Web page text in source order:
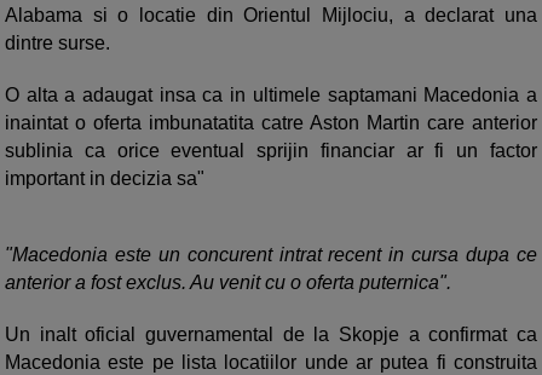
Alabama si o locatie din Orientul Mijlociu, a declarat una
dintre surse.
O alta a adaugat insa ca in ultimele saptamani Macedonia a
inaintat o oferta imbunatatita catre Aston Martin care anterior
sublinia ca orice eventual sprijin financiar ar fi un factor
important in decizia sa"
"Macedonia este un concurent intrat recent in cursa dupa ce
anterior a fost exclus. Au venit cu o oferta puternica".
Un inalt oficial guvernamental de la Skopje a confirmat ca
Macedonia este pe lista locatiilor unde ar putea fi construita